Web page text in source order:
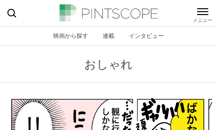
映画から探す 連載 インタビュー
おしゃれ